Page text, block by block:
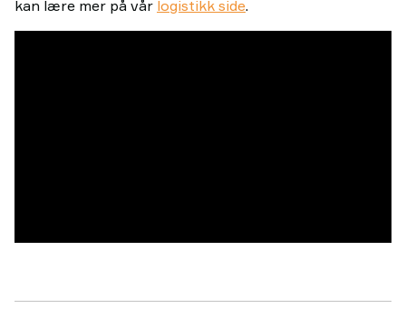
kan lære mer på vår logistikk side.